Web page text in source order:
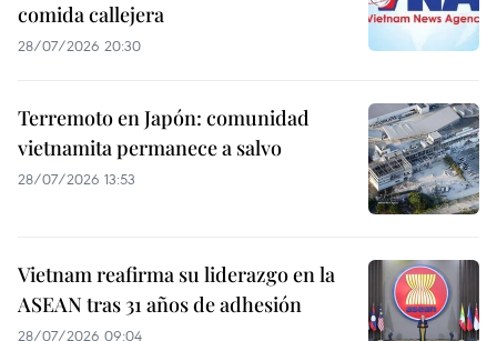
comida callejera
28/07/2026 20:30
Terremoto en Japón: comunidad
vietnamita permanece a salvo
28/07/2026 13:53
Vietnam reafirma su liderazgo en la
ASEAN tras 31 años de adhesión
28/07/2026 09:04